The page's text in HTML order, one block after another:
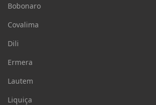
Bobonaro
Covalima
Dili
Ermera
Lautem
Liquiça